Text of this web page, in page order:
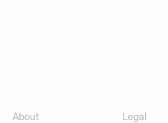
About
Legal